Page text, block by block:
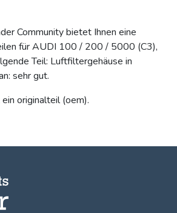
Community bietet Ihnen eine
für AUDI 100 / 200 / 5000 (C3),
Teil: Luftfiltergehäuse in
sehr gut.
originalteil (oem).